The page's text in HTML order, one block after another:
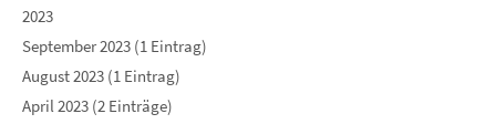
2023
September 2023 (1 Eintrag)
August 2023 (1 Eintrag)
April 2023 (2 Einträge)